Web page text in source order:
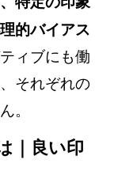
的バイアス
ィブにも働
それぞれの
。
｜良い印